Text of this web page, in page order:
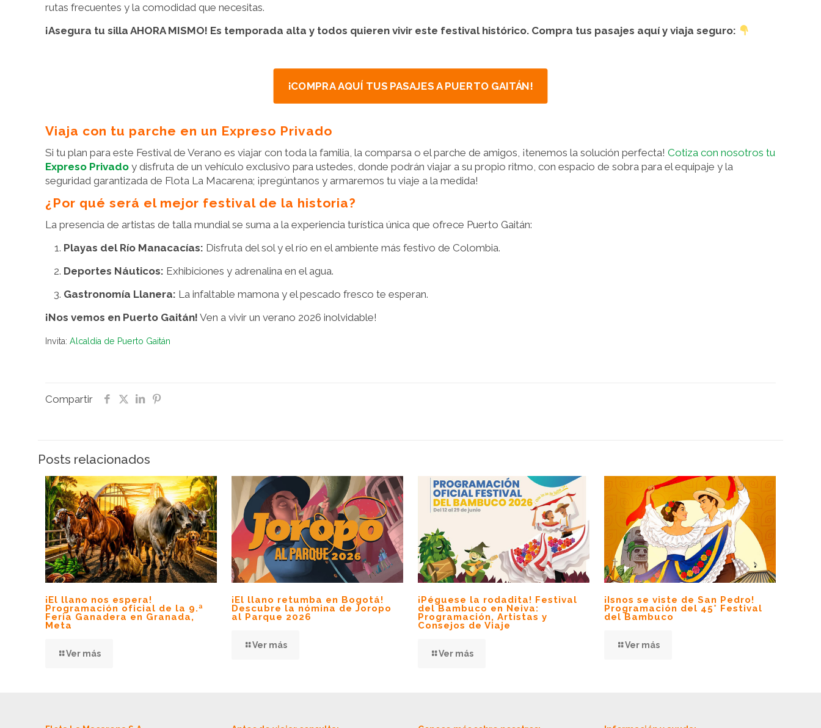
rutas frecuentes y la comodidad que necesitas.
¡Asegura tu silla AHORA MISMO! Es temporada alta y todos quieren vivir este festival histórico. Compra tus pasajes aquí y viaja seguro:
¡COMPRA AQUÍ TUS PASAJES A PUERTO GAITÁN!
Viaja con tu parche en un Expreso Privado
Si tu plan para este Festival de Verano es viajar con toda la familia, la comparsa o el parche de amigos, ¡tenemos la solución perfecta! Cotiza con nosotros tu
Expreso Privado y disfruta de un vehículo exclusivo para ustedes, donde podrán viajar a su propio ritmo, con espacio de sobra para el equipaje y la
seguridad garantizada de Flota La Macarena; ¡pregúntanos y armaremos tu viaje a la medida!
¿Por qué será el mejor festival de la historia?
La presencia de artistas de talla mundial se suma a la experiencia turística única que ofrece Puerto Gaitán:
Playas del Río Manacacías: Disfruta del sol y el río en el ambiente más festivo de Colombia.
Deportes Náuticos: Exhibiciones y adrenalina en el agua.
Gastronomía Llanera: La infaltable mamona y el pescado fresco te esperan.
¡Nos vemos en Puerto Gaitán! Ven a vivir un verano 2026 inolvidable!
Invita: Alcaldía de Puerto Gaitán
Compartir
Posts relacionados
¡El llano nos espera!
Programación oficial de la 9.ª
Feria Ganadera en Granada,
Meta
Ver más
¡El llano retumba en Bogotá!
Descubre la nómina de Joropo
al Parque 2026
Ver más
¡Péguese la rodadita! Festival
del Bambuco en Neiva:
Programación, Artistas y
Consejos de Viaje
Ver más
¡Isnos se viste de San Pedro!
Programación del 45° Festival
del Bambuco
Ver más